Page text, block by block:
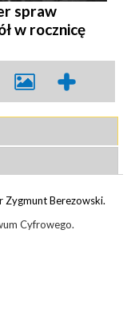
spraw
w rocznicę
Zygmunt Berezowski.
Cyfrowego.